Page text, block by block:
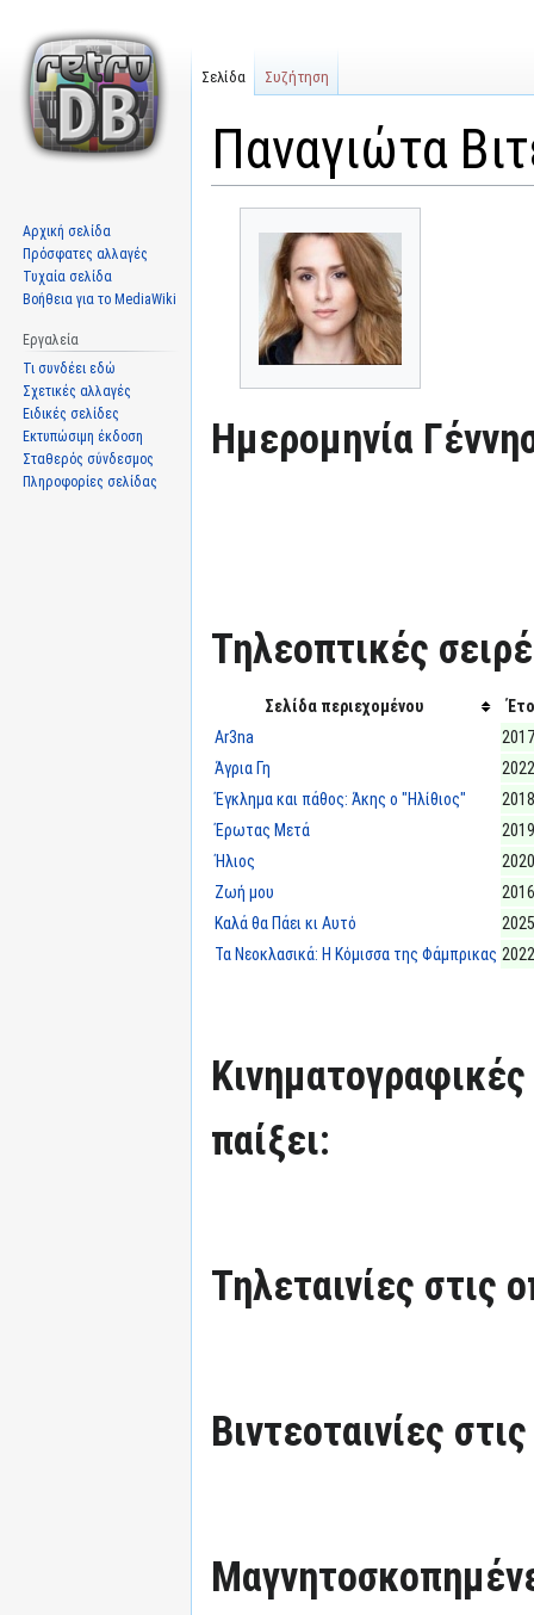
Παναγιώτα
πλοήγηση
αναζήτηση
Ημερομηνία
Τηλεοπτικές
Σελίδα περιεχομένου
Ar3na
Άγρια Γη
Έγκλημα και πάθος: Άκης ο "Ηλίθιος"
Έρωτας Μετά
Ήλιος
Ζωή μου
Καλά θα Πάει κι Αυτό
Τα Νεοκλασικά: Η Κόμισσα της Φάμπρικας
Κινηματογραφικές
παίξει:
Τηλεταινίες στις
Βιντεοταινίες
Σελίδα Συζήτηση
Αρχική σελίδα
Πρόσφατες αλλαγές
Τυχαία σελίδα
Βοήθεια για το MediaWiki
Εργαλεία
Τι συνδέει εδώ
Σχετικές αλλαγές
Ειδικές σελίδες
Εκτυπώσιμη έκδοση
Σταθερός σύνδεσμος
Πληροφορίες σελίδας